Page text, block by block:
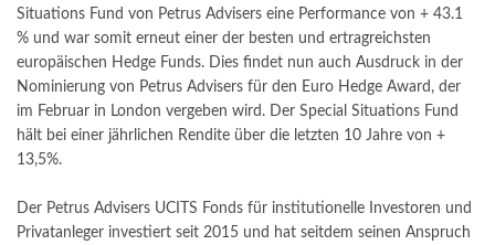
Situations Fund von Petrus Advisers eine Performance von + 43.1
% und war somit erneut einer der besten und ertragreichsten
europäischen Hedge Funds. Dies findet nun auch Ausdruck in der
Nominierung von Petrus Advisers für den Euro Hedge Award, der
im Februar in London vergeben wird. Der Special Situations Fund
hält bei einer jährlichen Rendite über die letzten 10 Jahre von +
13,5%.
Der Petrus Advisers UCITS Fonds für institutionelle Investoren und
Privatanleger investiert seit 2015 und hat seitdem seinen Anspruch